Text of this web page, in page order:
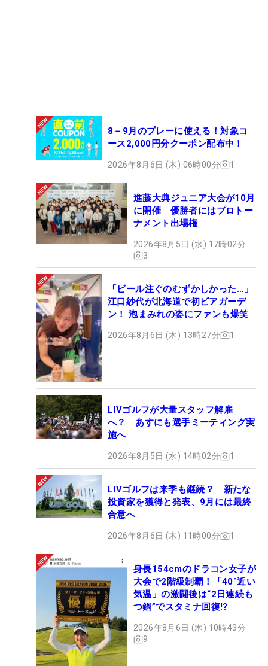
8－9月のプレーに使える！対象コ
ース2,000円分クーポン配布中！
2026年8月6日 (木) 06時00分 1
進藤大典ジュニア大会が10月
に開催 優勝者にはプロトー
ナメント出場権
2026年8月5日 (水) 17時02分
3
「ビール注ぐのむずかしかった…」
江口紗代が北海道で初ビアガーデ
ン！ 泡まみれの姿にファンも爆笑
2026年8月6日 (木) 13時27分 1
LIVゴルフが大量スタッフ解雇
へ？ あすにも選手ミーティング実
施へ
2026年8月5日 (水) 14時02分 1
LIVゴルフは来季も継続？ 新たな
投資家を獲得と発表、9月には最終
合意へ
2026年8月6日 (木) 11時00分 1
身長154cmのドラコン女子が
大会で2階級制覇！「40°近い
気温」の激闘後は“2日連続も
つ鍋”でスタミナ回復!?
2026年8月6日 (木) 10時43分
9